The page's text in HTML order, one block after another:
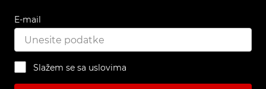
E-mail
Slažem se sa uslovima